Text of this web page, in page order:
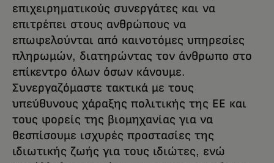
επιχειρηματικούς συνεργάτες και να
επιτρέπει στους ανθρώπους να
επωφελούνται από καινοτόμες υπηρεσίες
πληρωμών, διατηρώντας τον άνθρωπο στο
επίκεντρο όλων όσων κάνουμε.
Συνεργαζόμαστε τακτικά με τους
υπεύθυνους χάραξης πολιτικής της ΕΕ και
τους φορείς της βιομηχανίας για να
θεσπίσουμε ισχυρές προστασίες της
ιδιωτικής ζωής για τους ιδιώτες, ενώ